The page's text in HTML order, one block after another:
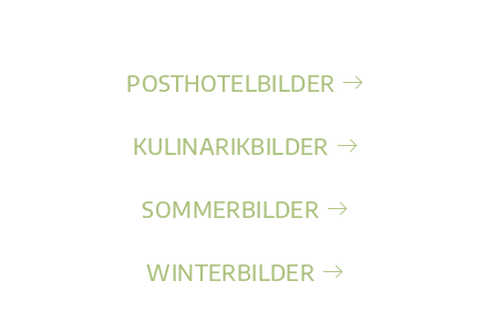
POSTHOTELBILDER
KULINARIKBILDER
SOMMERBILDER
WINTERBILDER